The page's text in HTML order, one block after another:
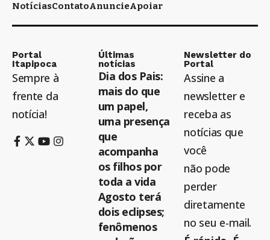
NotíciasContatoAnuncieApoiar
Portal
Itapipoca
Sempre à
frente da
notícia!
Últimas
notícias
Dia dos Pais:
mais do que
um papel,
uma presença
que
acompanha
os filhos por
toda a vida
Agosto terá
dois eclipses;
fenômenos
Newsletter do
Portal
Assine a
newsletter e
receba as
notícias que
você
não pode
perder
diretamente
no seu e-mail.